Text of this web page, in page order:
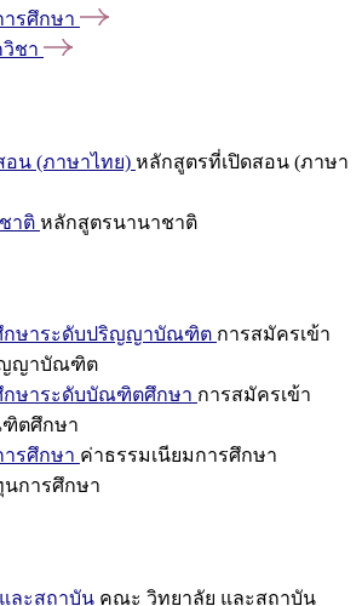
ารศึกษา
ชา
น (ภาษาไทย) หลักสูตรที่เปิดสอน (ภาษา
าติ หลักสูตรนานาชาติ
กษาระดับปริญญาบัณฑิต การสมัครเข้า
ญญาบัณฑิต
กษาระดับบัณฑิตศึกษา การสมัครเข้า
ตศึกษา
ารศึกษา ค่าธรรมเนียมการศึกษา
นการศึกษา
ละสถาบัน คณะ วิทยาลัย และสถาบัน